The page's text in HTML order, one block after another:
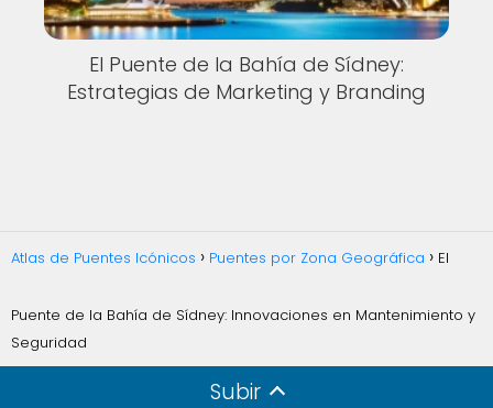
El Puente de la Bahía de Sídney:
Estrategias de Marketing y Branding
Atlas de Puentes Icónicos Puentes por Zona Geográfica El
Puente de la Bahía de Sídney: Innovaciones en Mantenimiento y
Seguridad
Subir